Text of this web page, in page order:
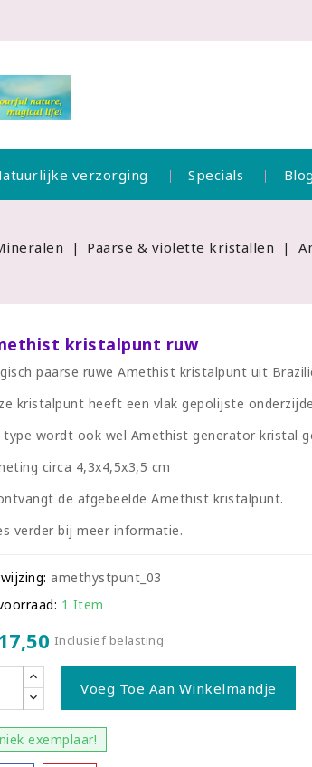
verzorging Specials Blog
Paarse & violette kristallen
kristalpunt ruw
paarse ruwe Amethist kristalpunt uit
kristalpunt heeft een vlak gepolijste
wordt ook wel Amethist generator kristal
circa 4,3x4,5x3,5 cm
de afgebeelde Amethist kristalpunt.
verder bij meer informatie.
amethystpunt_03
1 Item
Inclusief belasting
Voeg Toe Aan Winkelmandje
exemplaar!